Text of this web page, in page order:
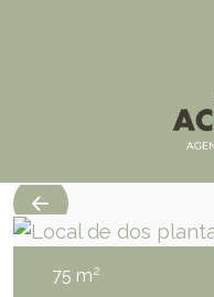
75 m2